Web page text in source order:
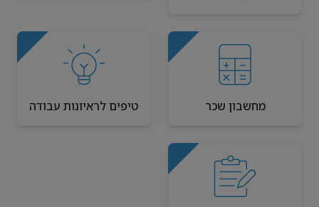
מחשבון שכר טיפים לראיונות עבודה